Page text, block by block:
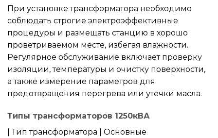
При установке трансформатора необходимо
соблюдать строгие электроэффективные
процедуры и размещать станцию в хорошо
проветриваемом месте, избегая влажности.
Регулярное обслуживание включает проверку
изоляции, температуры и очистку поверхности,
а также измерение параметров для
предотвращения перегрева или утечки масла.
Типы трансформаторов 1250кВА
| Тип трансформатора | Основные